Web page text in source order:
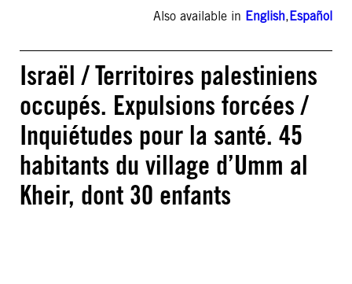
Also available in English,Español
Israël / Territoires palestiniens
occupés. Expulsions forcées /
Inquiétudes pour la santé. 45
habitants du village d’Umm al
Kheir, dont 30 enfants